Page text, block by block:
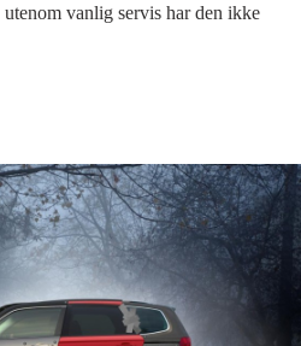
vanlig servis har den ikke